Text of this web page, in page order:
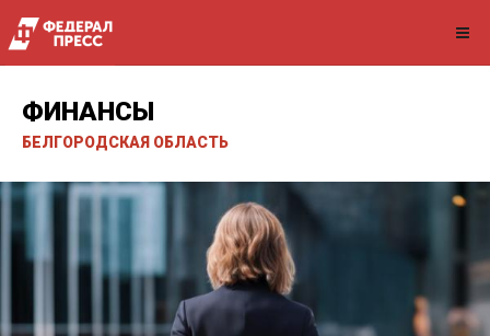
ФИНАНСЫ
БЕЛГОРОДСКАЯ ОБЛАСТЬ